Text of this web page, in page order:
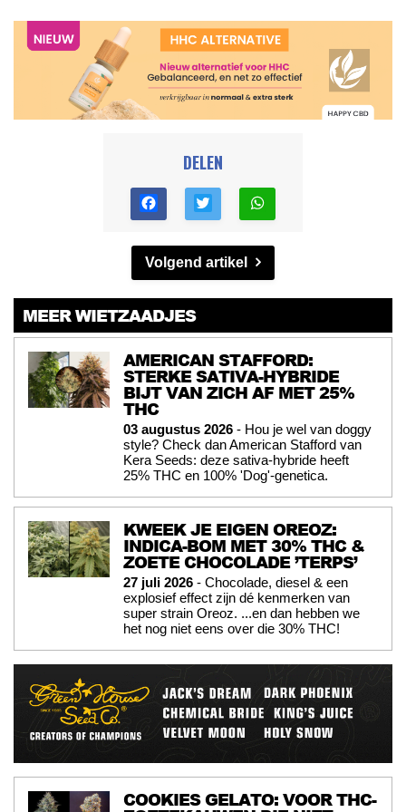
DELEN
Volgend artikel
MEER WIETZAADJES
AMERICAN STAFFORD:
STERKE SATIVA-HYBRIDE
BIJT VAN ZICH AF MET 25%
THC
03 augustus 2026 - Hou je wel van doggy
style? Check dan American Stafford van
Kera Seeds: deze sativa-hybride heeft
25% THC en 100% 'Dog'-genetica.
KWEEK JE EIGEN OREOZ:
INDICA-BOM MET 30% THC &
ZOETE CHOCOLADE ’TERPS’
27 juli 2026 - Chocolade, diesel & een
explosief effect zijn dé kenmerken van
super strain Oreoz. ...en dan hebben we
het nog niet eens over die 30% THC!
COOKIES GELATO: VOOR THC-